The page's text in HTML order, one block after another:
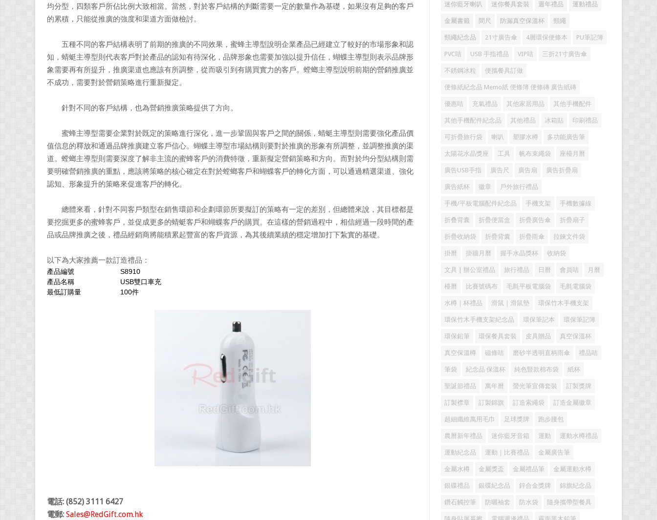
均分型，四類客戶所佔比例大致相當。當然，對於客戶結構的判斷需要一定的數量作為基礎，如果沒有足夠的客戶
的累積，只能從推廣的強度和渠道方面做檢討。
五種不同的客戶結構表明了前期的推廣的不同效果，蜜蜂主導型說明企業產品已經建立了較好的市場形象和認
知，蜻蜓主導型則代表客戶對於產品的認知有待深化，品牌形象也需要加強以提升信任，蝴蝶主導型則表示品牌形
象需要再有所提升，推廣渠道也應該有所調整，從而吸引到有購買實力的客戶。螳螂主導型說明前期的營銷推廣並
不成功，需要對於營銷策略進行重新擬定。
針對不同的客戶結構，也為營銷推廣策略提供了方向。
蜜蜂主導型需要企業對於既定的策略進行深化，進一步鞏固與客戶之間的關係，蜻蜓主導型則需要強化產品價
值信息的釋放和通過品牌推廣建立客戶信心。蝴蝶主導型市場結構則要對於推廣的形象有所調整，並調整推廣的渠
道。螳螂主導型則需要深度了解非主流的蜜蜂客戶的消費特徵，重新擬定營銷策略和方向。而對於均分型結構則需
要明確營銷推廣的重點，應該將策略的核心確定在對於螳螂客戶和蝴蝶客戶的轉化方面，可以通過精選渠道、強化
認知、形象提升的策略來促進客戶的轉化。
總體來看，針對不同客戶類型在銷售環節和企劃環節所要擬訂的策略有一定的差別，但總體來說，其目標都是
要挖掘更多的蜜蜂客戶，並促成更多的蜻蜓客戶和蝴蝶客戶的購買。在這樣的營銷過程中，相信經過一段時間的產
品或品牌推廣之後，禮品經銷商將能積累起豐富的客戶資源，為其後續業績的穩定增加打下紮實的基礎。
以下為大家推薦一款訂造禮品：
產品編號
S8910
產品名稱
USB雙口車充
最低訂購量
100件
電話: (852) 3111 6427
電郵: Sales@RedGift.com.hk
迷你藍牙喇叭 迷你餐具套裝 週年禮品 運動禮品
金屬書籤 間尺 防漏真空保溫杯 頸繩
頸繩紀念品 21寸廣告傘 4層環保便條本 PU筆記簿
PVC咭 USB 手指禮品 VIP咭 三折21寸廣告傘
不銹鋼冰粒 便攜餐具訂做
便條紙紀念品 Memo紙 便條簿 便條磚 廣告紙磚
優惠咭 充氣禮品 其他家居用品 其他手機配件
其他手機配件紀念品 其他禮品 冰箱貼 印刷禮品
可折疊旅行袋 喇叭 塑膠水樽 多功能廣告筆
太陽花水晶獎座 工具 帆布束繩袋 座檯月曆
廣告USB手指 廣告尺 廣告扇 廣告折疊扇
廣告紙杯 徽章 戶外旅行禮品
手機/平板電腦配件紀念品 手機支架 手機數據線
折叠背囊 折疊便當盒 折疊廣告傘 折疊扇子
折疊收納袋 折疊背囊 折疊雨傘 拉鍊文件袋
掛曆 掛牆月曆 握手水晶獎杯 收納袋
文具 | 辦公室禮品 旅行禮品 日曆 會員咭 月曆
檯曆 比賽號碼布 毛氈平板電腦袋 毛氈電腦袋
水樽｜杯禮品 滑鼠｜滑鼠墊 環保竹木手機支架
環保竹木手機支架紀念品 環保筆記本 環保筆記簿
環保鉛筆 環保餐具套裝 皮具贈品 真空保溫杯
真空保溫樽 磁條咭 磨砂半透明直柄雨傘 禮品咭
筆袋 紀念品 保溫杯 純色豎款棉布袋 紙杯
聖誕節禮品 萬年曆 螢光筆宣傳套裝 訂製獎牌
訂製襟章 訂製錦旗 訂造索繩袋 訂造金屬徽章
超細纖維萬用毛巾 足球獎牌 跑步腰包
農曆新年禮品 迷你藍牙音箱 運動 運動水樽禮品
運動紀念品 運動｜比賽禮品 金屬廣告筆
金屬水樽 金屬獎盃 金屬禮品筆 金屬運動水樽
銀碟禮品 銀碟紀念品 鋅合金獎牌 錦旗紀念品
鑽石觸控筆 防曬袖套 防水袋 隨身攜帶型餐具